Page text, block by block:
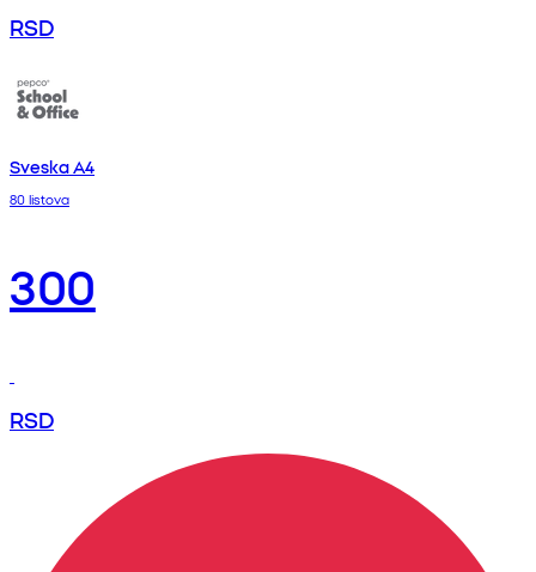
RSD
Sveska A4
80 listova
300
RSD